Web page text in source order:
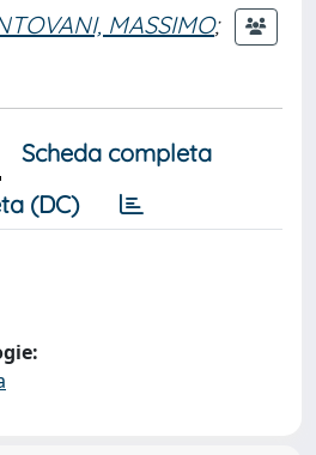
MASSIMO;
Scheda completa
(DC)